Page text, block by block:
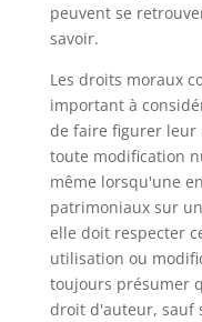
peuvent se
savoir.
Les droits moraux
important à
de faire figurer
toute modification
même lorsqu'une
patrimoniaux sur
elle doit respecter
utilisation ou
toujours présumer
droit d'auteur, sauf